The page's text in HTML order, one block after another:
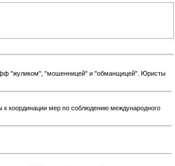
"жуликом", "мошенницей" и "обманщицей". Юристы
координации мер по соблюдению международного